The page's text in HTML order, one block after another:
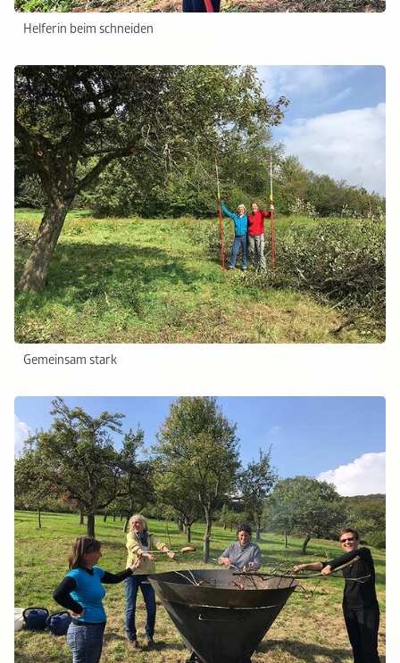
Helferin beim schneiden
Gemeinsam stark